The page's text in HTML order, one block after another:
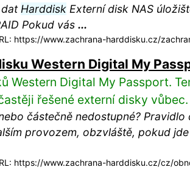
HarddiskExterní disk NAS
Pokud vás ...
https://www.zachrana-harddisku.cz/
Western Digital My
Western Digital My Passport.
řešené externí disky vůbec.
částečně nedostupné? Pravidlo
provozem, obzvláště, pokud
https://www.zachrana-harddisku.cz/cz/